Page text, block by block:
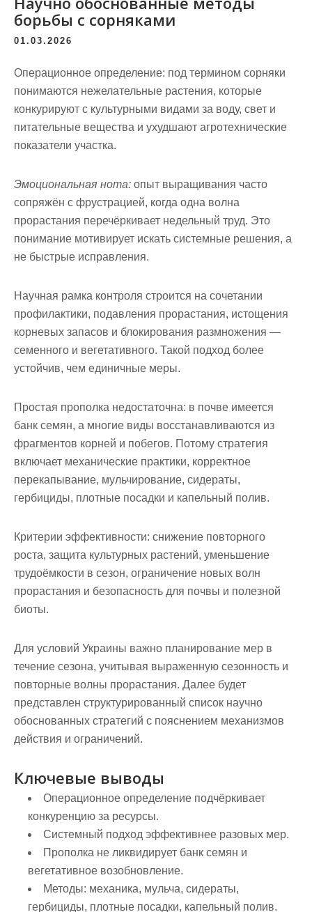
борьбы с сорняками
01.03.2026
Операционное определение: под термином сорняки
понимаются нежелательные растения, которые
конкурируют с культурными видами за воду, свет и
питательные вещества и ухудшают агротехнические
показатели участка.
Эмоциональная нота: опыт выращивания часто
сопряжён с фрустрацией, когда одна волна
прорастания перечёркивает недельный труд. Это
понимание мотивирует искать системные решения, а
не быстрые исправления.
Научная рамка контроля строится на сочетании
профилактики, подавления прорастания, истощения
корневых запасов и блокирования размножения —
семенного и вегетативного. Такой подход более
устойчив, чем единичные меры.
Простая прополка недостаточна: в почве имеется
банк семян, а многие виды восстанавливаются из
фрагментов корней и побегов. Потому стратегия
включает механические практики, корректное
перекапывание, мульчирование, сидераты,
гербициды, плотные посадки и капельный полив.
Критерии эффективности: снижение повторного
роста, защита культурных растений, уменьшение
трудоёмкости в сезон, ограничение новых волн
прорастания и безопасность для почвы и полезной
биоты.
Для условий Украины важно планирование мер в
течение сезона, учитывая выраженную сезонность и
повторные волны прорастания. Далее будет
представлен структурированный список научно
обоснованных стратегий с пояснением механизмов
действия и ограничений.
Ключевые выводы
Операционное определение подчёркивает
конкуренцию за ресурсы.
Системный подход эффективнее разовых мер.
Прополка не ликвидирует банк семян и
вегетативное возобновление.
Методы: механика, мульча, сидераты,
гербициды, плотные посадки, капельный полив.